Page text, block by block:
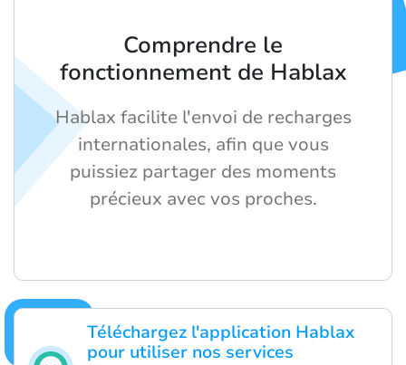
Téléchargez l'application Hablax
pour utiliser nos services
Comprendre le
fonctionnement de Hablax
Hablax facilite l'envoi de recharges
internationales, afin que vous
puissiez partager des moments
précieux avec vos proches.